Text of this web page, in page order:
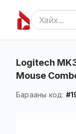
Logitech
Mouse
Барааны код: